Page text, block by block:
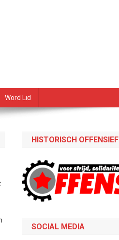
Word Lid
HISTORISCH OFFENSIEF
SOCIAL MEDIA